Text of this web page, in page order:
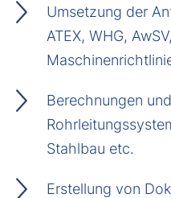
Umsetzung der
ATEX, WHG,
Berechnungen
Stahlbau etc.
Erstellung von